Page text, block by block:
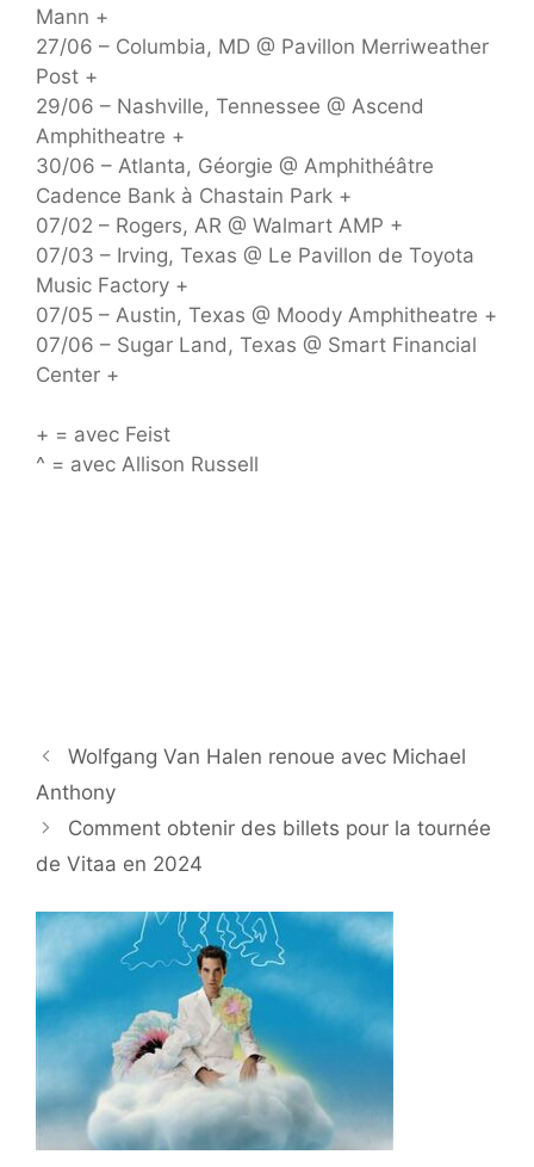
Mann +
27/06 – Columbia, MD @ Pavillon Merriweather
Post +
29/06 – Nashville, Tennessee @ Ascend
Amphitheatre +
30/06 – Atlanta, Géorgie @ Amphithéâtre
Cadence Bank à Chastain Park +
07/02 – Rogers, AR @ Walmart AMP +
07/03 – Irving, Texas @ Le Pavillon de Toyota
Music Factory +
07/05 – Austin, Texas @ Moody Amphitheatre +
07/06 – Sugar Land, Texas @ Smart Financial
Center +
+ = avec Feist
^ = avec Allison Russell
Wolfgang Van Halen renoue avec Michael
Anthony
Comment obtenir des billets pour la tournée
de Vitaa en 2024